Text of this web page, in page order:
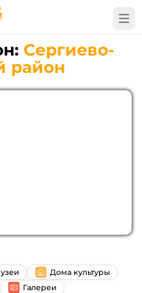
Сергиево-
район
Дома культуры
Галереи